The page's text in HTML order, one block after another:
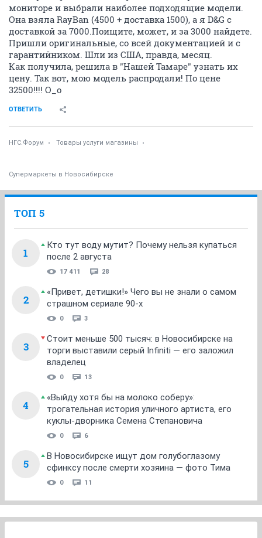
мониторе и выбрали наиболее подходящие модели.
Она взяла RayBan (4500 + доставка 1500), а я D&G с
доставкой за 7000.Поищите, может, и за 3000 найдете.
Пришли оригинальные, со всей документацией и с
гарантийником. Шли из США, правда, месяц.
Как получила, решила в "Нашей Тамаре" узнать их
цену. Так вот, мою модель распродали! По цене
32500!!!! О_о
ОТВЕТИТЬ
НГС.Форум Товары услуги магазины
Супермаркеты в Новосибирске
ТОП 5
1
Кто тут воду мутит? Почему нельзя купаться
после 2 августа
17 411 28
2
«Привет, детишки!» Чего вы не знали о самом
страшном сериале 90-х
0 3
3
Стоит меньше 500 тысяч: в Новосибирске на
торги выставили серый Infiniti — его заложил
владелец
0 13
4
«Выйду хотя бы на молоко соберу»:
трогательная история уличного артиста, его
куклы-дворника Семена Степановича
0 6
5
В Новосибирске ищут дом голубоглазому
сфинксу после смерти хозяина — фото Тима
0 11